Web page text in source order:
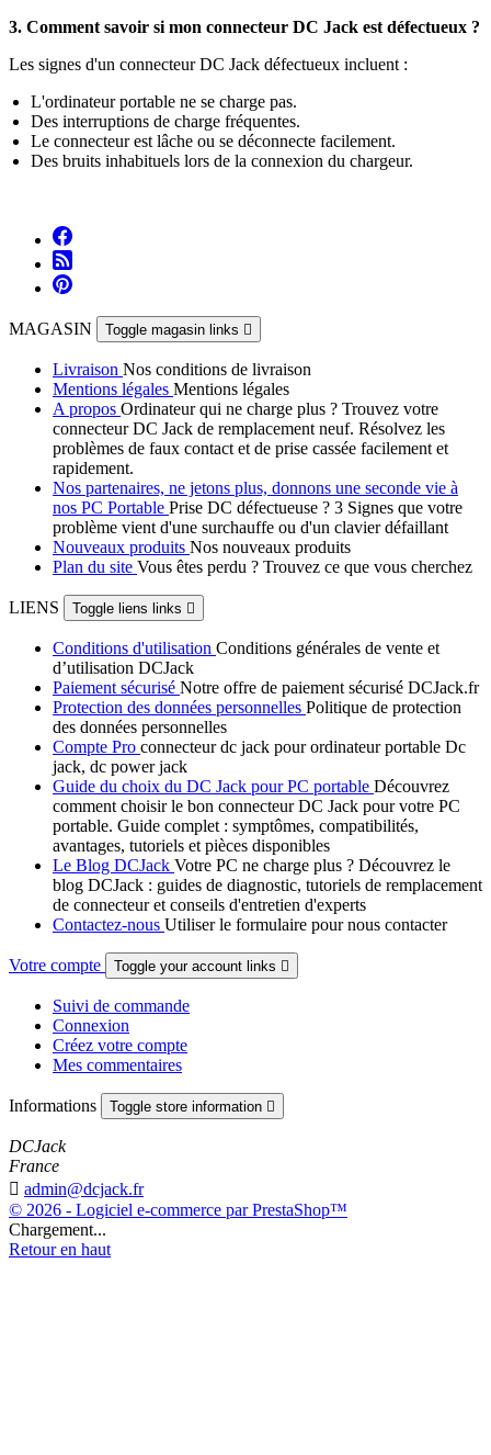
3. Comment savoir si mon connecteur DC Jack est défectueux ?
Les signes d'un connecteur DC Jack défectueux incluent :
L'ordinateur portable ne se charge pas.
Des interruptions de charge fréquentes.
Le connecteur est lâche ou se déconnecte facilement.
Des bruits inhabituels lors de la connexion du chargeur.
MAGASIN Toggle magasin links 
Livraison Nos conditions de livraison
Mentions légales Mentions légales
A propos Ordinateur qui ne charge plus ? Trouvez votre
connecteur DC Jack de remplacement neuf. Résolvez les
problèmes de faux contact et de prise cassée facilement et
rapidement.
Nos partenaires, ne jetons plus, donnons une seconde vie à
nos PC Portable Prise DC défectueuse ? 3 Signes que votre
problème vient d'une surchauffe ou d'un clavier défaillant
Nouveaux produits Nos nouveaux produits
Plan du site Vous êtes perdu ? Trouvez ce que vous cherchez
LIENS Toggle liens links 
Conditions d'utilisation Conditions générales de vente et
d’utilisation DCJack
Paiement sécurisé Notre offre de paiement sécurisé DCJack.fr
Protection des données personnelles Politique de protection
des données personnelles
Compte Pro connecteur dc jack pour ordinateur portable Dc
jack, dc power jack
Guide du choix du DC Jack pour PC portable Découvrez
comment choisir le bon connecteur DC Jack pour votre PC
portable. Guide complet : symptômes, compatibilités,
avantages, tutoriels et pièces disponibles
Le Blog DCJack Votre PC ne charge plus ? Découvrez le
blog DCJack : guides de diagnostic, tutoriels de remplacement
de connecteur et conseils d'entretien d'experts
Contactez-nous Utiliser le formulaire pour nous contacter
Votre compte Toggle your account links 
Suivi de commande
Connexion
Créez votre compte
Mes commentaires
Informations Toggle store information 
DCJack
France
 admin@dcjack.fr
© 2026 - Logiciel e-commerce par PrestaShop™
Chargement...
Retour en haut